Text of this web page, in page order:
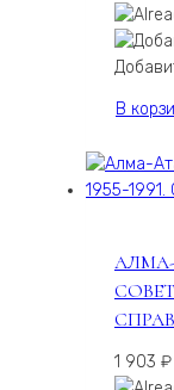
В
1 903 ₽